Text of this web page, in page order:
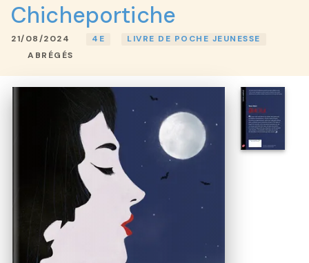
Chicheportiche
21/08/2024 4E
LIVRE DE POCHE JEUNESSE
ABRÉGÉS